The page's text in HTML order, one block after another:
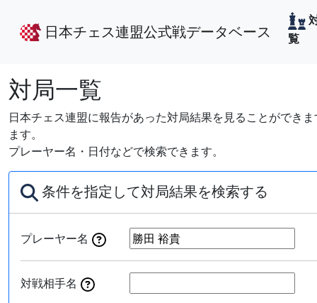
日本チェス連盟公式戦データベース
覧
対局一覧
日本チェス連盟に報告があった対局結果を見ることができ
ます。
プレーヤー名・日付などで検索できます。
条件を指定して対局結果を検索する
プレーヤー名
対戦相手名